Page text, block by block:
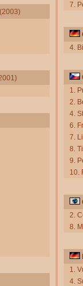
(2003)
7.
4.
1.
2.
4.
6.
7.
8.
9.
10.
2.
8.
1.
4.